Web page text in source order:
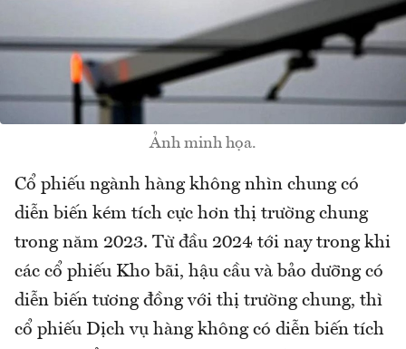
Ảnh minh họa.
Cổ phiếu ngành hàng không nhìn chung có
diễn biến kém tích cực hơn thị trường chung
trong năm 2023. Từ đầu 2024 tới nay trong khi
các cổ phiếu Kho bãi, hậu cầu và bảo dưỡng có
diễn biến tương đồng với thị trường chung, thì
cổ phiếu Dịch vụ hàng không có diễn biến tích